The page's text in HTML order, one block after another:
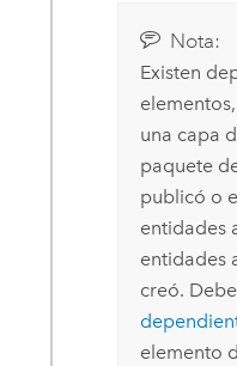
Nota:
Existen
una capa
paquete
publicó o
entidades
entidades
creó. Debe
elemento